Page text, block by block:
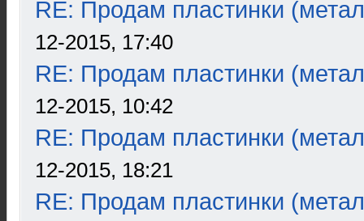
RE: Продам пластинки
12-2015, 17:40
RE: Продам пластинки
12-2015, 10:42
RE: Продам пластинки
12-2015, 18:21
RE: Продам пластинки